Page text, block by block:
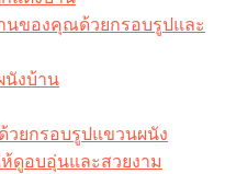
นของคุณด้วยกรอบรูปและ
นังบ้าน
ยกรอบรูปแขวนผนัง
ดูอบอุ่นและสวยงาม